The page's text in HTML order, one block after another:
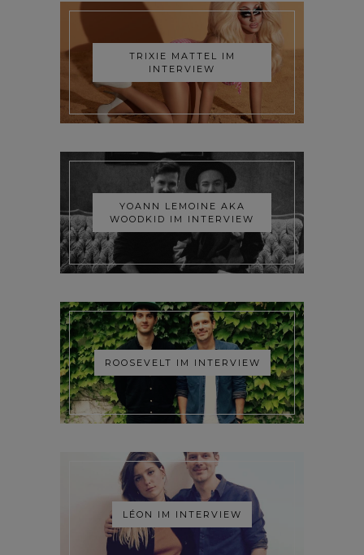
TRIXIE MATTEL IM
INTERVIEW
YOANN LEMOINE AKA
WOODKID IM INTERVIEW
ROOSEVELT IM INTERVIEW
LÉON IM INTERVIEW